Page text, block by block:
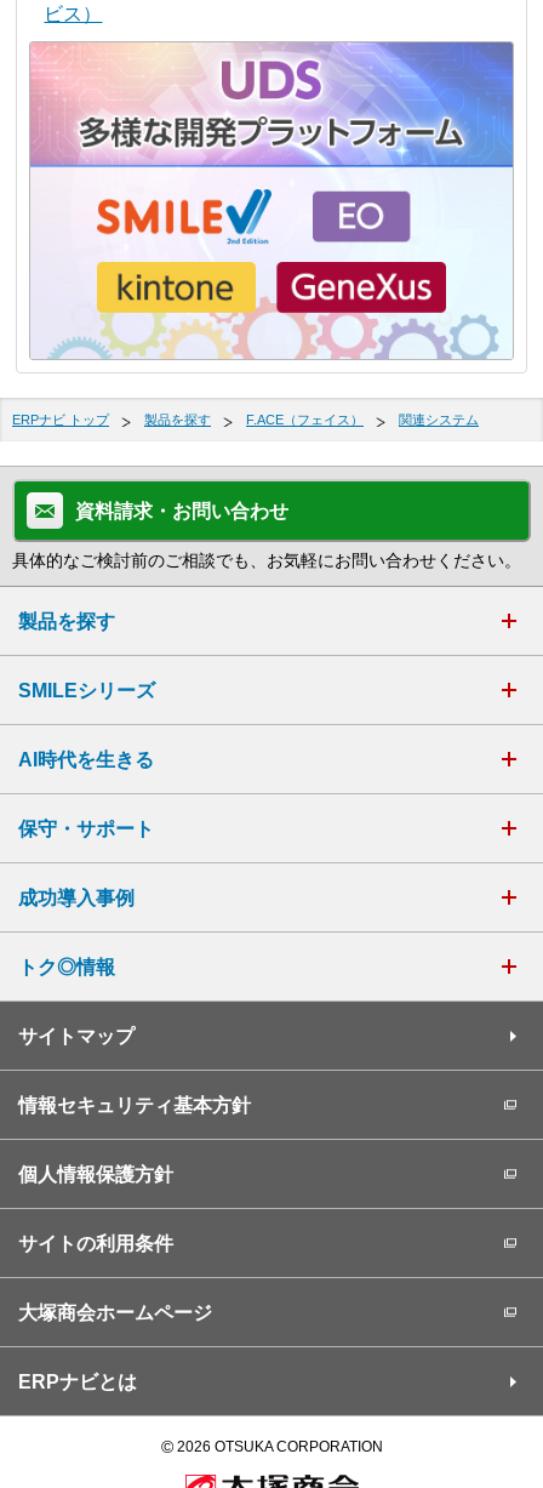
ビス）
ERPナビ トップ 製品を探す F.ACE（フェイス） 関連システム
資料請求・お問い合わせ
具体的なご検討前のご相談でも、お気軽にお問い合わせください。
製品を探す
SMILEシリーズ
AI時代を生きる
保守・サポート
成功導入事例
トク◎情報
サイトマップ
情報セキュリティ基本方針
個人情報保護方針
サイトの利用条件
大塚商会ホームページ
ERPナビとは
©2026 OTSUKA CORPORATION